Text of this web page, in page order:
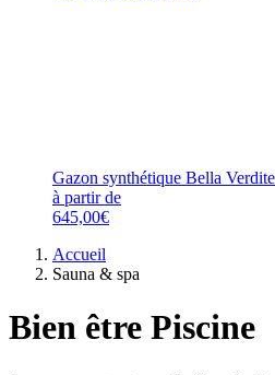
Gazon synthétique Bella
à partir de
645,00€
Accueil
Sauna & spa
Bien être Piscine